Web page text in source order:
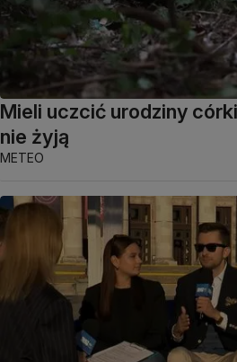
Mieli uczcić urodziny
nie żyją
METEO